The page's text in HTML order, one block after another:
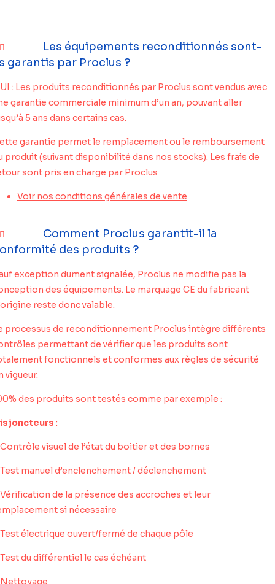
Les équipements reconditionnés sont-
garantis par Proclus ?
: Les produits reconditionnés par Proclus sont vendus avec
garantie commerciale minimum d’un an, pouvant aller
5 ans dans certains cas.
garantie permet le remplacement ou le remboursement
produit (suivant disponibilité dans nos stocks). Les frais de
sont pris en charge par Proclus
Voir nos conditions générales de vente
Comment Proclus garantit-il la
des produits ?
exception dument signalée, Proclus ne modifie pas la
des équipements. Le marquage CE du fabricant
reste donc valable.
processus de reconditionnement Proclus intègre différents
permettant de vérifier que les produits sont
fonctionnels et conformes aux règles de sécurité
vigueur.
des produits sont testés comme par exemple :
:
visuel de l’état du boitier et des bornes
manuel d’enclenchement / déclenchement
de la présence des accroches et leur
si nécessaire
électrique ouvert/fermé de chaque pôle
du différentiel le cas échéant